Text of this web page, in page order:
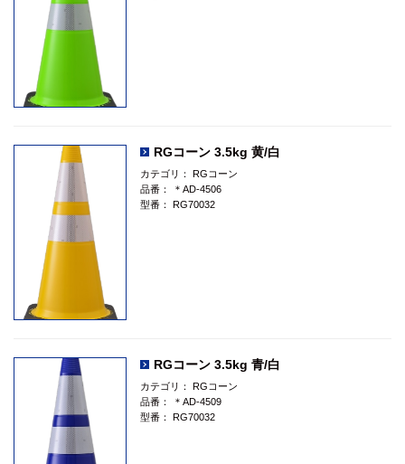
RGコーン 3.5kg 黄/白
カテゴリ：
RGコーン
品番：
＊AD-4506
型番：
RG70032
RGコーン 3.5kg 青/白
カテゴリ：
RGコーン
品番：
＊AD-4509
型番：
RG70032